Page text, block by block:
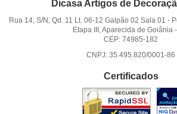
Dicasa Artigos de
Rua 14, S/N, Qd. 11 Lt. 06-12 Galpão 02 Sala 01 -
Etapa III, Aparecida de Goiânia-
CEP: 74985-182
CNPJ: 35.495.820/0001-86
Certificados